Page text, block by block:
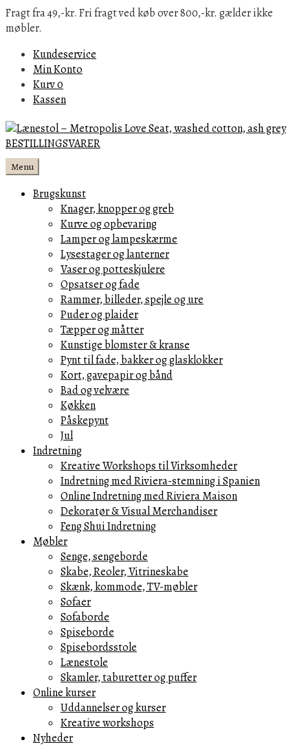
Fragt fra 49,-kr. Fri fragt ved køb over 800,-kr. gælder ikke
møbler.
Kundeservice
Min Konto
Kurv0
Kassen
Menu
Brugskunst
Knager, knopper og greb
Kurve og opbevaring
Lamper og lampeskærme
Lysestager og lanterner
Vaser og potteskjulere
Opsatser og fade
Rammer, billeder, spejle og ure
Puder og plaider
Tæpper og måtter
Kunstige blomster & kranse
Pynt til fade, bakker og glasklokker
Kort, gavepapir og bånd
Bad og velvære
Køkken
Påskepynt
Jul
Indretning
Kreative Workshops til Virksomheder
Indretning med Riviera-stemning i Spanien
Online Indretning med Riviera Maison
Dekoratør & Visual Merchandiser
Feng Shui Indretning
Møbler
Senge, sengeborde
Skabe, Reoler, Vitrineskabe
Skænk, kommode, TV-møbler
Sofaer
Sofaborde
Spiseborde
Spisebordsstole
Lænestole
Skamler, taburetter og puffer
Online kurser
Uddannelser og kurser
Kreative workshops
Nyheder